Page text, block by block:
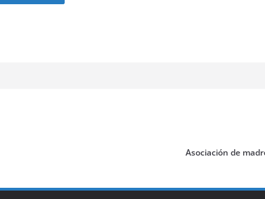
Asociación de